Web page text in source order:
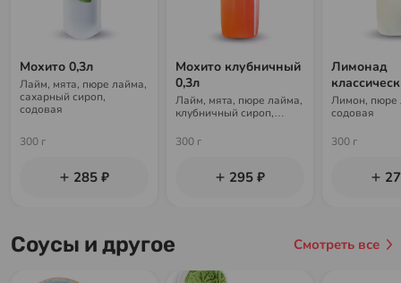
Мохито 0,3л
Лайм, мята, пюре лайма,
сахарный сироп,
содовая
300 г
285 ₽
Мохито клубничный
0,3л
Лайм, мята, пюре лайма,
клубничный сироп,
300 г
295 ₽
Лимонад
Лимон, пюре
содовая
300 г
Соусы и другое Смотреть все